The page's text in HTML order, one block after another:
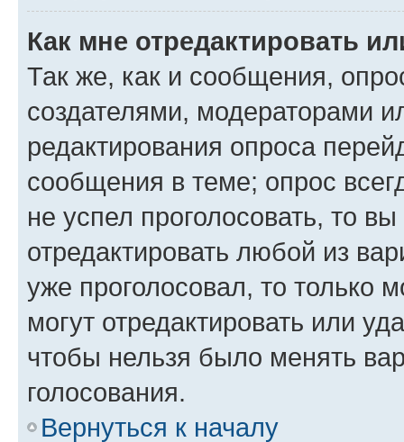
Как мне отредактировать
Так же, как и сообщения,
создателями, модераторами
редактирования опроса
сообщения в теме; опрос
не успел проголосовать, то
отредактировать любой из
уже проголосовал, то только
могут отредактировать или
чтобы нельзя было менять
голосования.
Вернуться к началу